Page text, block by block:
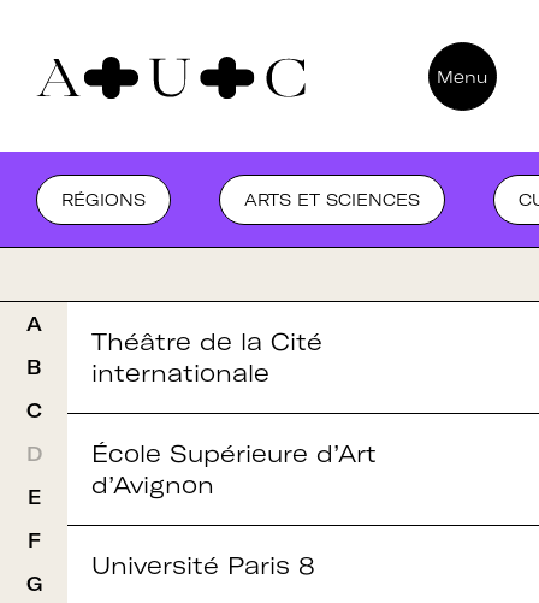
Pour nous contacter
Université Paris Nanterre – ACA2
200 avenue de la République
92000 Nanterre
Menu
Catégorie :
Arts
et
sciences
RÉGIONS ARTS ET SCIENCES
AUVERGNE-RHÔNE-ALPES
A
B
C
D
E
F
G
Théâtre de la Cité
internationale
École Supérieure d’Art
d’Avignon
Université Paris 8